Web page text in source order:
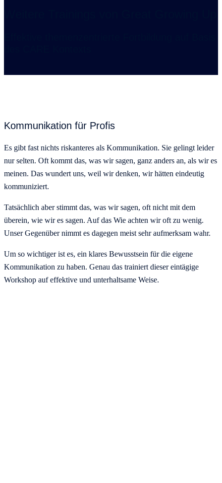
Kommunikation für Profis
Es gibt fast nichts riskanteres als Kommunikation. Sie gelingt leider
nur selten. Oft kommt das, was wir sagen, ganz anders an, als wir es
meinen. Das wundert uns, weil wir denken, wir hätten eindeutig
kommuniziert.
Tatsächlich aber stimmt das, was wir sagen, oft nicht mit dem
überein, wie wir es sagen. Auf das Wie achten wir oft zu wenig.
Unser Gegenüber nimmt es dagegen meist sehr aufmerksam wahr.
Um so wichtiger ist es, ein klares Bewusstsein für die eigene
Kommunikation zu haben. Genau das trainiert dieser eintägige
Workshop auf effektive und unterhaltsame Weise.